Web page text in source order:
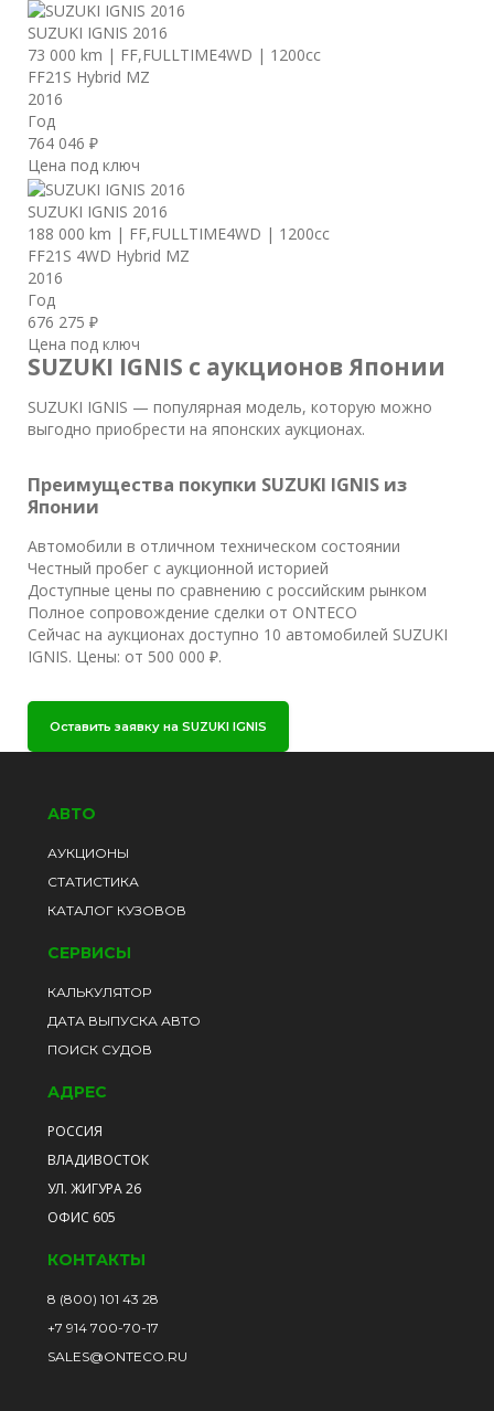
SUZUKI IGNIS 2016
73 000 km | FF,FULLTIME4WD | 1200cc
FF21S Hybrid MZ
2016
Год
764 046 ₽
Цена под ключ
SUZUKI IGNIS 2016
188 000 km | FF,FULLTIME4WD | 1200cc
FF21S 4WD Hybrid MZ
2016
Год
676 275 ₽
Цена под ключ
SUZUKI IGNIS с аукционов Японии
SUZUKI IGNIS — популярная модель, которую можно
выгодно приобрести на японских аукционах.
Преимущества покупки SUZUKI IGNIS из
Японии
Автомобили в отличном техническом состоянии
Честный пробег с аукционной историей
Доступные цены по сравнению с российским рынком
Полное сопровождение сделки от ONTECO
Сейчас на аукционах доступно 10 автомобилей SUZUKI
IGNIS. Цены: от 500 000 ₽.
Оставить заявку на SUZUKI IGNIS
АВТО
АУКЦИОНЫ
СТАТИСТИКА
КАТАЛОГ КУЗОВОВ
СЕРВИСЫ
КАЛЬКУЛЯТОР
ДАТА ВЫПУСКА АВТО
ПОИСК СУДОВ
АДРЕС
РОССИЯ
ВЛАДИВОСТОК
УЛ. ЖИГУРА 26
ОФИС 605
КОНТАКТЫ
8 (800) 101 43 28
+7 914 700-70-17
SALES@ONTECO.RU